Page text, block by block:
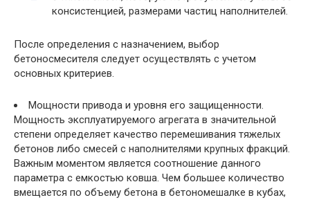
консистенцией, размерами частиц наполнителей.
После определения с назначением, выбор
бетоносмесителя следует осуществлять с учетом
основных критериев.
Мощности привода и уровня его защищенности.
Мощность эксплуатируемого агрегата в значительной
степени определяет качество перемешивания тяжелых
бетонов либо смесей с наполнителями крупных фракций.
Важным моментом является соотношение данного
параметра с емкостью ковша. Чем большее количество
вмещается по объему бетона в бетономешалке в кубах,